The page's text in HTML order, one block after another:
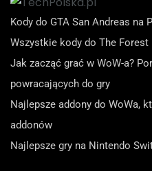
Kody do GTA San Andreas na
Wszystkie kody do The Forest
Jak zacząć grać w WoW-a?
powracających do gry
Najlepsze addony do WoWa,
addonów
Najlepsze gry na Nintendo